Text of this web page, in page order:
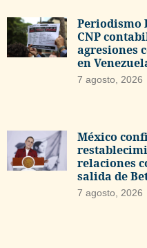
Periodismo
CNP
agresiones
en
7 agosto, 2026
México
relaciones
salida de
7 agosto, 2026